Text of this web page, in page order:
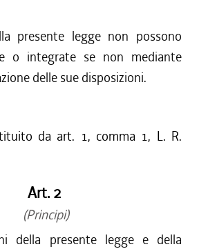
presente legge non possono
o integrate se non mediante
delle sue disposizioni.
da art. 1, comma 1, L. R.
Art. 2
(Principi)
della presente legge e della